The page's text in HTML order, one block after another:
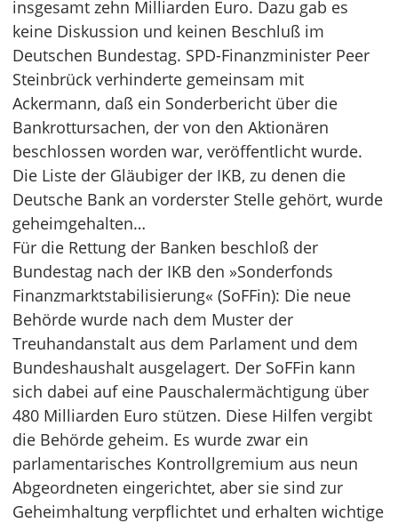
insgesamt zehn Milliarden Euro. Dazu gab es
keine Diskussion und keinen Beschluß im
Deutschen Bundestag. SPD-Finanzminister Peer
Steinbrück verhinderte gemeinsam mit
Ackermann, daß ein Sonderbericht über die
Bankrottursachen, der von den Aktionären
beschlossen worden war, veröffentlicht wurde.
Die Liste der Gläubiger der IKB, zu denen die
Deutsche Bank an vorderster Stelle gehört, wurde
geheimgehalten…
Für die Rettung der Banken beschloß der
Bundestag nach der IKB den »Sonderfonds
Finanzmarktstabilisierung« (SoFFin): Die neue
Behörde wurde nach dem Muster der
Treuhandanstalt aus dem Parlament und dem
Bundeshaushalt ausgelagert. Der SoFFin kann
sich dabei auf eine Pauschalermächtigung über
480 Milliarden Euro stützen. Diese Hilfen vergibt
die Behörde geheim. Es wurde zwar ein
parlamentarisches Kontrollgremium aus neun
Abgeordneten eingerichtet, aber sie sind zur
Geheimhaltung verpflichtet und erhalten wichtige